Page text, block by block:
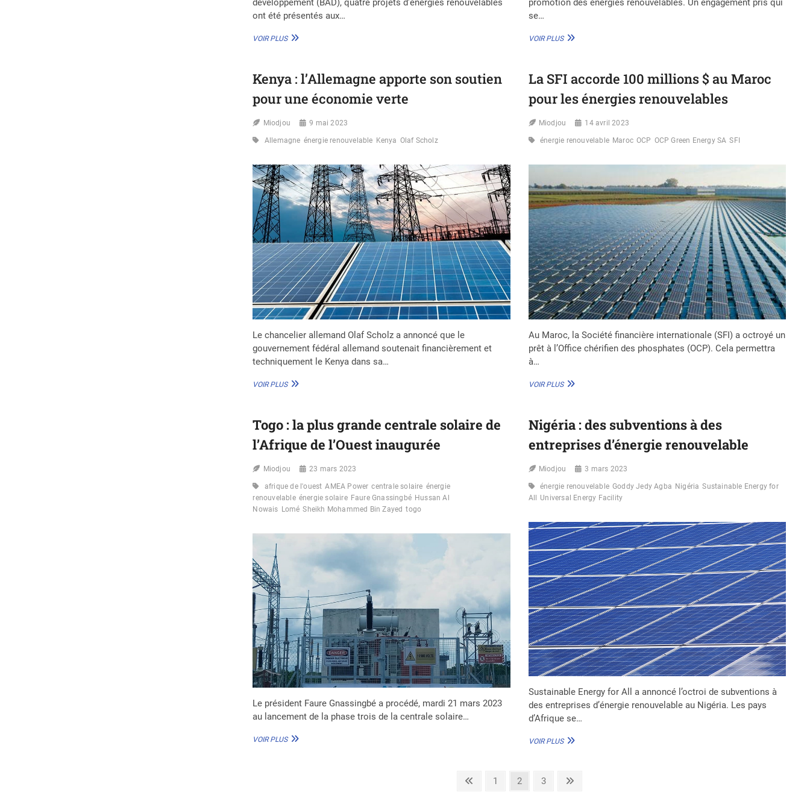
développement (BAD), quatre projets d’énergies renouvelables
ont été présentés aux…
VOIR PLUSASSEMBLÉES
BAD
DES
D’ÉNERGIE
PRÉSENTÉS
promotion des énergies renouvelables. Un engagement pris qui
se…
VOIR PLUSMAROC
DE
PROMEUT
ÉNERGIES
Kenya : l’Allemagne apporte son soutien
pour une économie verte
Miodjou 9 mai 2023
Allemagne énergie renouvelable Kenya Olaf Scholz
Le chancelier allemand Olaf Scholz a annoncé que le
gouvernement fédéral allemand soutenait financièrement et
techniquement le Kenya dans sa…
VOIR PLUSKENYA :
SOUTIEN
UNE
VERTE
La SFI accorde 100 millions $ au Maroc
pour les énergies renouvelables
Miodjou 14 avril 2023
énergie renouvelable Maroc OCP OCP Green Energy SA SFI
Au Maroc, la Société financière internationale (SFI) a octroyé un
prêt à l’Office chérifien des phosphates (OCP). Cela permettra
à…
VOIR PLUSLA
MILLIONS
AU
POUR
ÉNERGIES
RENOUVELABLES
Togo : la plus grande centrale solaire de
l’Afrique de l’Ouest inaugurée
Miodjou 23 mars 2023
afrique de l'ouest AMEA Power centrale solaire énergie
renouvelable énergie solaire Faure Gnassingbé Hussan Al
Nowais Lomé Sheikh Mohammed Bin Zayed togo
Le président Faure Gnassingbé a procédé, mardi 21 mars 2023
au lancement de la phase trois de la centrale solaire…
VOIR PLUSTOGO :
Nigéria : des subventions à des
entreprises d’énergie renouvelable
Miodjou 3 mars 2023
énergie renouvelable Goddy Jedy Agba Nigéria Sustainable Energy for
All Universal Energy Facility
Sustainable Energy for All a annoncé l’octroi de subventions à
des entreprises d’énergie renouvelable au Nigéria. Les pays
d’Afrique se…
VOIR PLUSNIGÉRIA :
DES
Previous
Page
1 Page
2 Page
3
Next